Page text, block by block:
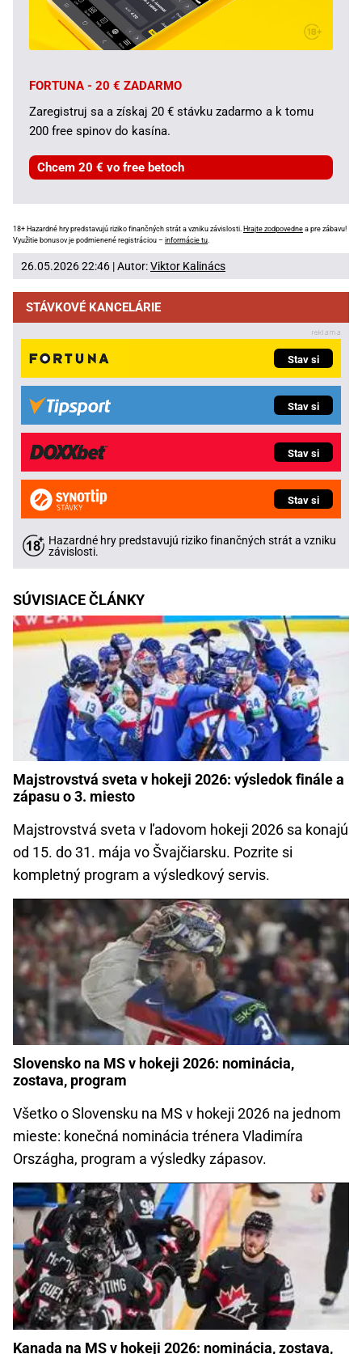
FORTUNA - 20 € ZADARMO
Zaregistruj sa a získaj 20 € stávku zadarmo a k tomu
200 free spinov do kasína.
Chcem 20 € vo free betoch
18+ Hazardné hry predstavujú riziko finančných strát a vzniku závislosti. Hrajte zodpovedne a pre zábavu!
Využitie bonusov je podmienené registráciou – informácie tu.
26.05.2026 22:46 | Autor:Viktor Kalinács
STÁVKOVÉ KANCELÁRIE
Stav si
Stav si
Stav si
Stav si
Hazardné hry predstavujú riziko finančných strát a vzniku
závislosti.
SÚVISIACE ČLÁNKY
Majstrovstvá sveta v hokeji 2026: výsledok finále a
zápasu o 3. miesto
Majstrovstvá sveta v ľadovom hokeji 2026 sa konajú
od 15. do 31. mája vo Švajčiarsku. Pozrite si
kompletný program a výsledkový servis.
Slovensko na MS v hokeji 2026: nominácia,
zostava, program
Všetko o Slovensku na MS v hokeji 2026 na jednom
mieste: konečná nominácia trénera Vladimíra
Országha, program a výsledky zápasov.
Kanada na MS v hokeji 2026: nominácia, zostava,